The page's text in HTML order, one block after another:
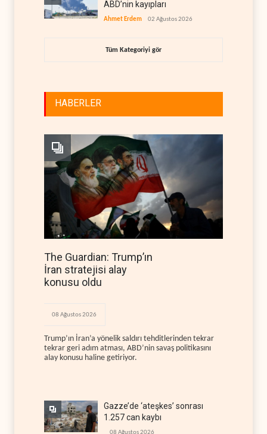
ABD’nin kayıpları
Ahmet Erdem 02 Ağustos 2026
Tüm Kategoriyi gör
HABERLER
The Guardian: Trump’ın
İran stratejisi alay
konusu oldu
08 Ağustos 2026
Trump’ın İran’a yönelik saldırı tehditlerinden tekrar
tekrar geri adım atması, ABD’nin savaş politikasını
alay konusu haline getiriyor.
Gazze’de ‘ateşkes’ sonrası
1.257 can kaybı
08 Ağustos 2026